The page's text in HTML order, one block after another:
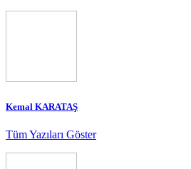
Kemal KARATAŞ
Tüm Yazıları Göster